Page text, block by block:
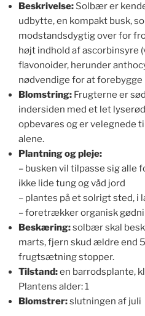
Beskrivelse: Solbær er
udbytte, en kompakt busk,
modstandsdygtig over for
højt indhold af ascorbinsyre
flavonoider, herunder
nødvendige for at
Blomstring: Frugterne er
indersiden med et let
opbevares og er velegnede
alene.
Plantning og pleje:
– busken vil tilpasse sig alle
ikke lide tung og våd jord
– plantes på et solrigt sted, i
– foretrækker organisk
Beskæring:solbær skal
marts, fjern skud ældre end 5
frugtsætning stopper.
Tilstand:en barrodsplante,
Plantens alder: 1
Blomstrer:slutningen af juli